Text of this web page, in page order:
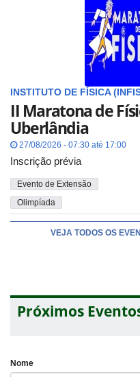
INSTITUTO DE FÍSICA
II Maratona de
Uberlândia
27/08/2026 - 07:30 até 17:00
Inscrição prévia
Evento de Extensão
Olimpíada
VEJA TODOS OS
Próximos
Nome